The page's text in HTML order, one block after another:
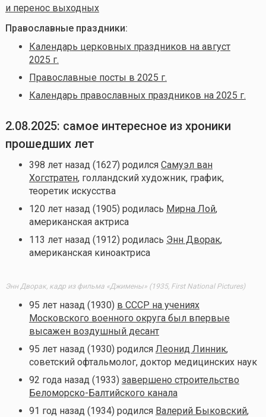
и перенос выходных
Православные праздники:
Календарь церковных праздников на август
2025 г.
Православные посты в 2025 г.
Календарь православных праздников на 2025 г.
2.08.2025: самое интересное из хроники
прошедших лет
398 лет назад (1627) родился Самуэл ван
Хогстратен, голландский художник, график,
теоретик искусства
120 лет назад (1905) родилась Мирна Лой,
американская актриса
113 лет назад (1912) родилась Энн Дворак,
американская киноактриса
Энн Дворак, кадр из фильма «Джимены» (1935, First National Pictures)
95 лет назад (1930) в СССР на учениях
Московского военного округа был впервые
высажен воздушный десант
95 лет назад (1930) родился Леонид Линник,
советский офтальмолог, доктор медицинских наук
92 года назад (1933) завершено строительство
Беломорско-Балтийского канала
91 год назад (1934) родился Валерий Быковский,